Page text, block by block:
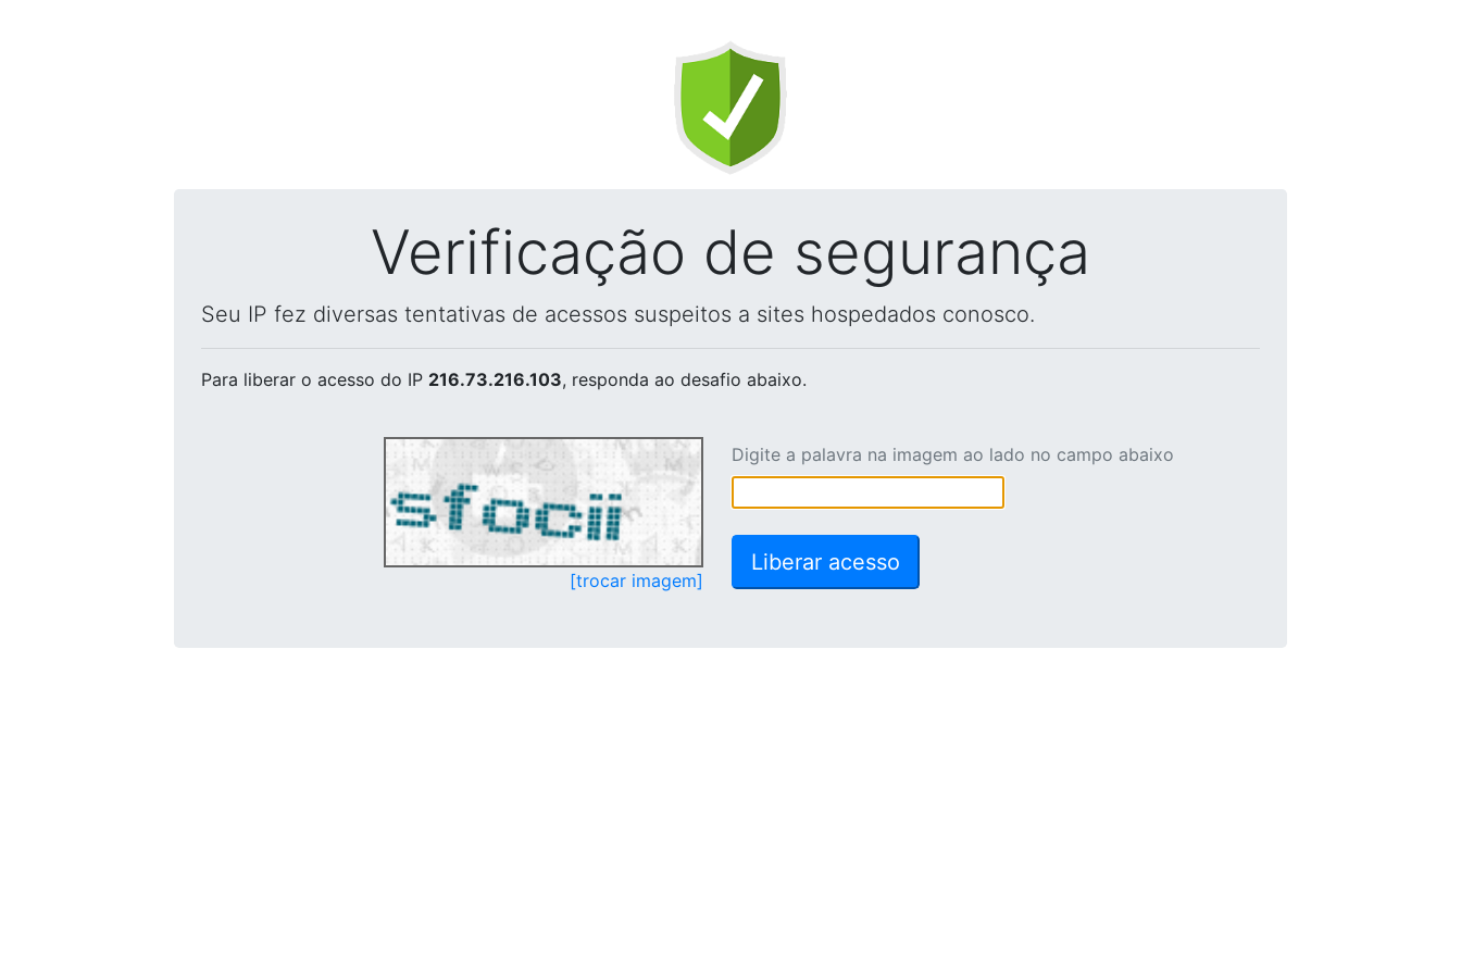
Verificação de segurança
Seu IP fez diversas tentativas de acessos suspeitos a sites hospedados conosco.
Para liberar o acesso do IP 216.73.216.103, responda ao desafio abaixo.
[trocar imagem]
Digite a palavra na imagem ao lado no campo abaixo